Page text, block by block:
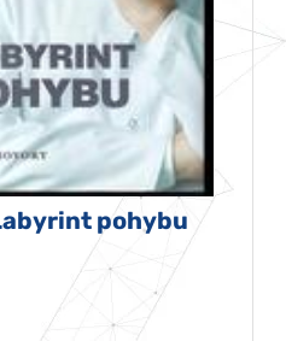
pohybu